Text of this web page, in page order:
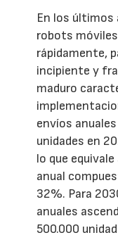
En los últimos
robots
rápidamente,
incipiente y
maduro
envíos
unidades en
lo que
anual
32%. Para
anuales
500.000